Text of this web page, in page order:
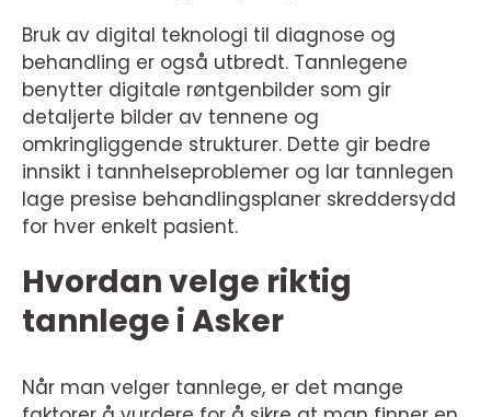
Bruk av digital teknologi til diagnose og
behandling er også utbredt. Tannlegene
benytter digitale røntgenbilder som gir
detaljerte bilder av tennene og
omkringliggende strukturer. Dette gir bedre
innsikt i tannhelseproblemer og lar tannlegen
lage presise behandlingsplaner skreddersydd
for hver enkelt pasient.
Hvordan velge riktig
tannlege i Asker
Når man velger tannlege, er det mange